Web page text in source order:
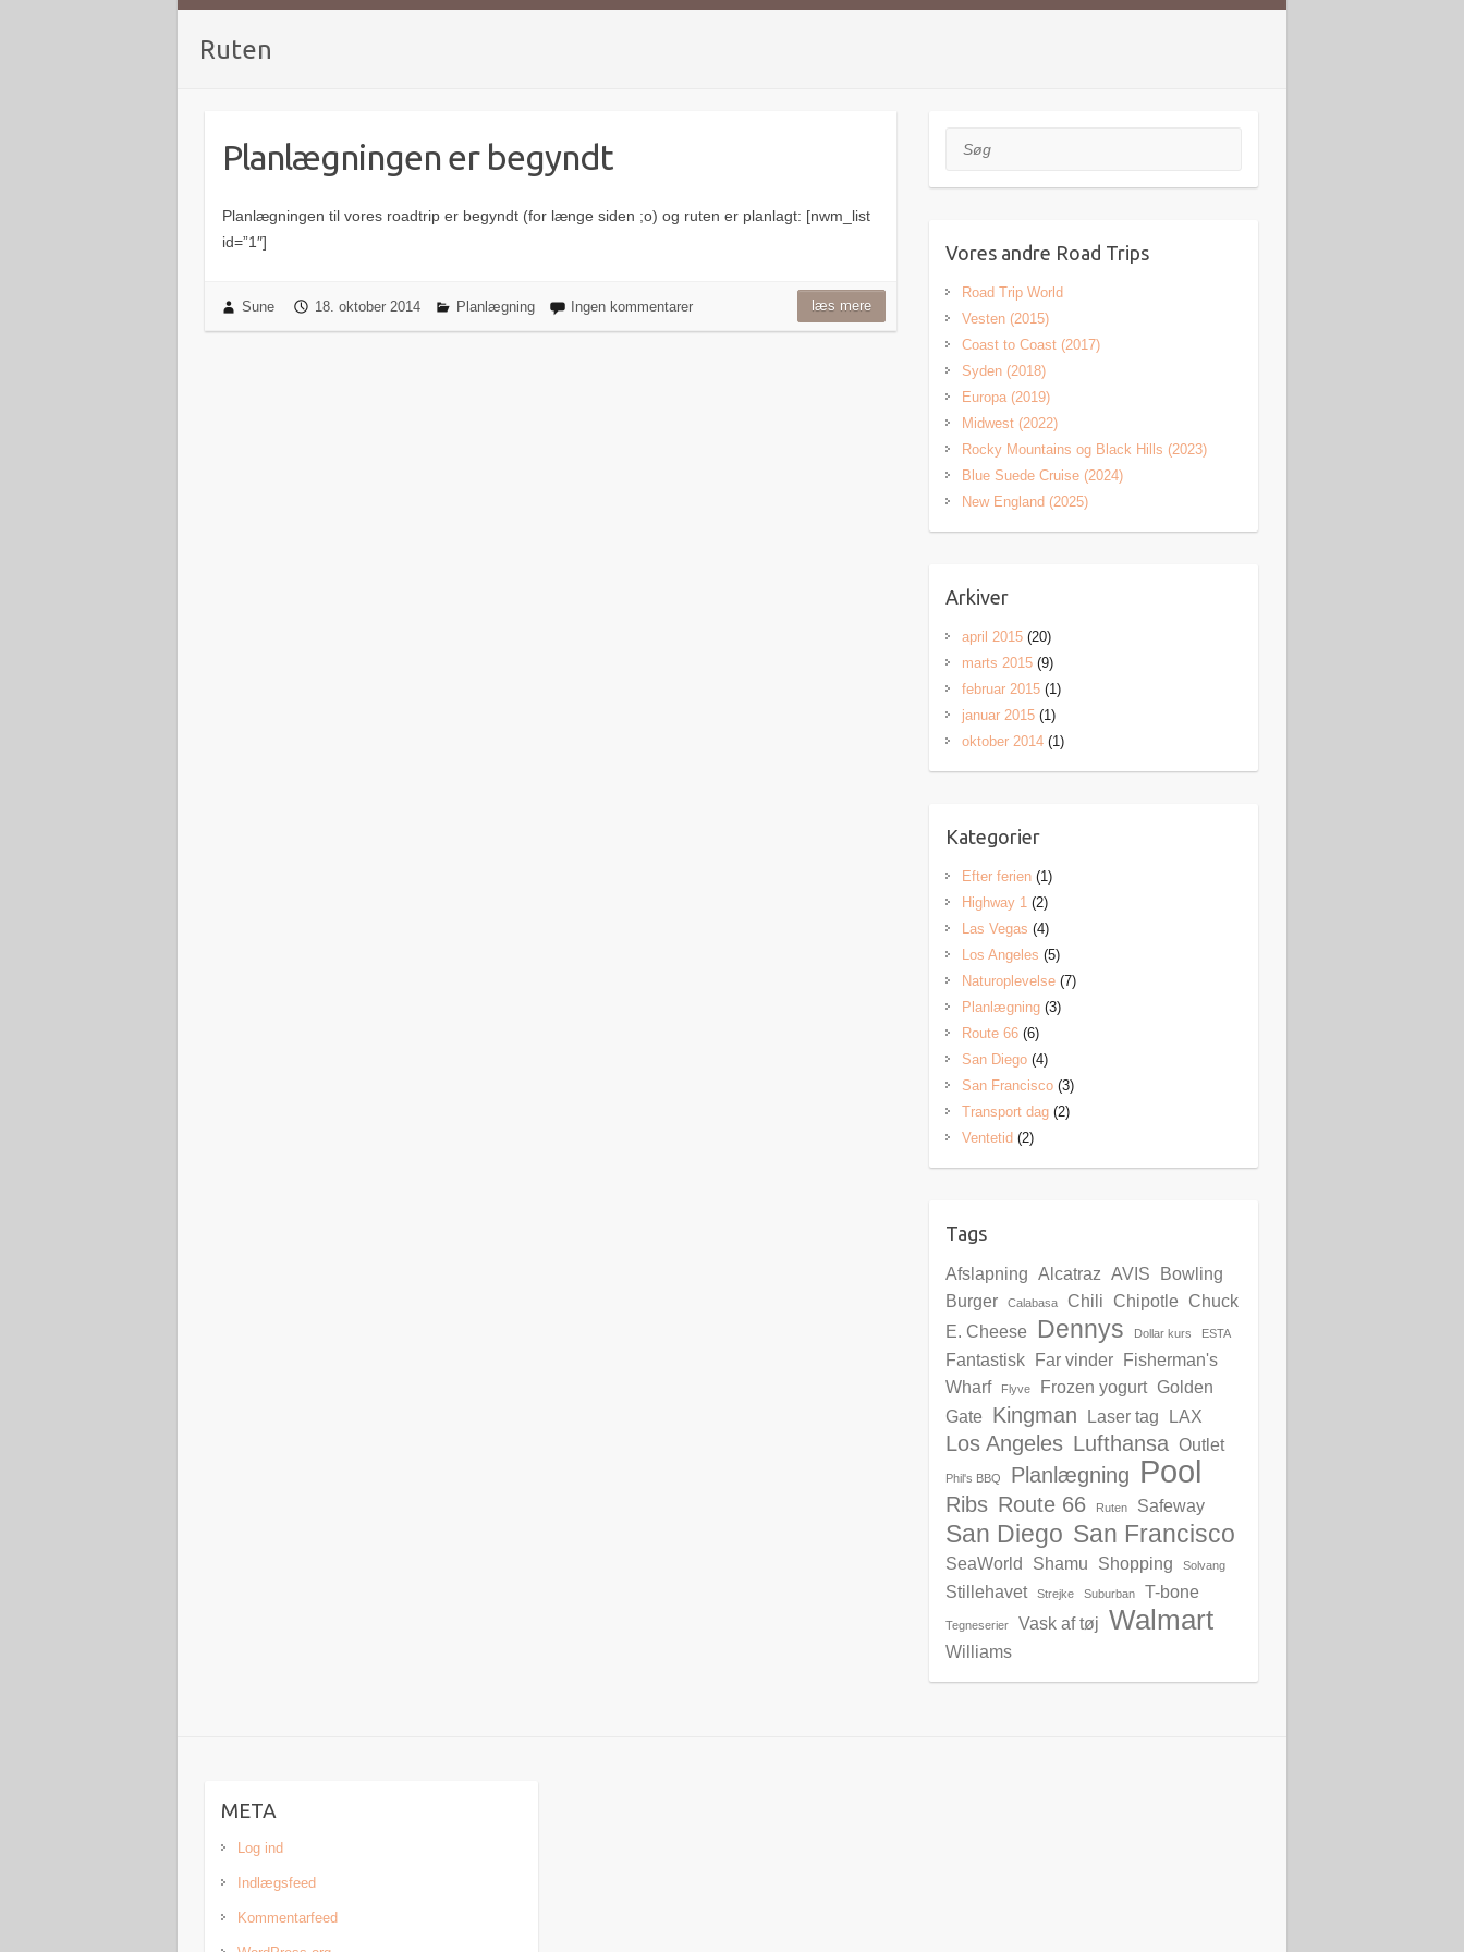
Ruten
Planlægningen er begyndt
Planlægningen til vores roadtrip er begyndt (for længe siden ;o) og ruten er planlagt: [nwm_list
id=”1″]
Sune 18. oktober 2014 Planlægning Ingen kommentarer læs mere
Søg
Vores andre Road Trips
Road Trip World
Vesten (2015)
Coast to Coast (2017)
Syden (2018)
Europa (2019)
Midwest (2022)
Rocky Mountains og Black Hills (2023)
Blue Suede Cruise (2024)
New England (2025)
Arkiver
april 2015(20)
marts 2015(9)
februar 2015(1)
januar 2015(1)
oktober 2014(1)
Kategorier
Efter ferien(1)
Highway 1(2)
Las Vegas (4)
Los Angeles (5)
Naturoplevelse(7)
Planlægning(3)
Route 66(6)
San Diego(4)
San Francisco(3)
Transport dag(2)
Ventetid (2)
Tags
Afslapning Alcatraz AVIS
Bowling
Burger
Calabasa Chili Chipotle
Chuck
E. Cheese
Dennys Dollar kurs ESTA
Fantastisk Far vinder
Fisherman's
Wharf
Flyve Frozen yogurt Golden
Gate
Kingman Laser tag LAX
Los Angeles Lufthansa Outlet
Phil's BBQ Planlægning Pool
Ribs Route 66 Ruten Safeway
San Diego San Francisco
SeaWorld Shamu Shopping Solvang
Stillehavet Strejke Suburban T-bone
Tegneserier Vask af tøj Walmart
Williams
META
Log ind
Indlægsfeed
Kommentarfeed